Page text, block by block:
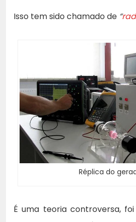
Isso tem sido chamado de “
Réplica do
É uma teoria controversa,